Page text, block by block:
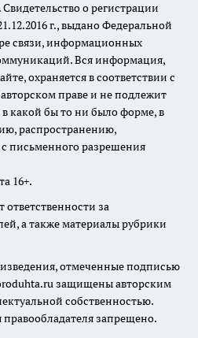
о регистрации
г., выдано Федеральной
связи, информационных
Вся информация,
охраняется в соответствии с
праве и не подлежит
какой бы то ни было форме, в
распространению,
письменного разрешения
16+.
ответственности за
а также материалы рубрики
отмеченные подписью
защищены авторским
собственностью.
правообладателя запрещено.